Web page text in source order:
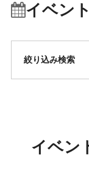
イベン
絞り込み検索
イベン